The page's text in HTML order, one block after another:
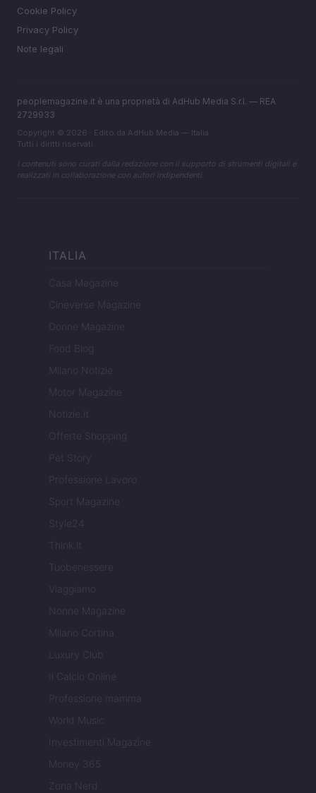
Cookie Policy
Privacy Policy
Note legali
peoplemagazine.it è una proprietà di AdHub Media S.r.l. — REA
2729933
Copyright © 2026 · Edito da AdHub Media — Italia
Tutti i diritti riservati
I contenuti sono curati dalla redazione con il supporto di strumenti digitali e
realizzati in collaborazione con autori indipendenti.
ITALIA
Casa Magazine
Cineverse Magazine
Donne Magazine
Food Blog
Milano Notizie
Motor Magazine
Notizie.it
Offerte Shopping
Pet Story
Professione Lavoro
Sport Magazine
Style24
Think.it
Tuobenessere
Viaggiamo
Nonne Magazine
Milano Cortina
Luxury Club
Il Calcio Online
Professione mamma
World Music
Investimenti Magazine
Money 365
Zona Nerd